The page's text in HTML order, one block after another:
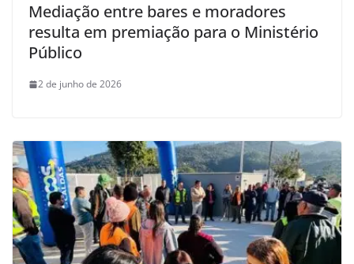
Mediação entre bares e moradores
resulta em premiação para o Ministério
Público
2 de junho de 2026